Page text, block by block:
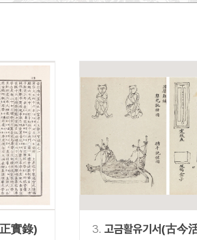
를 검
색
자
實錄) 3. 고금활유기서(古今